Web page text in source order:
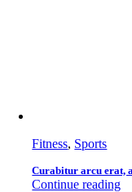
Fitness, Sports
Curabitur arcu erat,
Continue reading